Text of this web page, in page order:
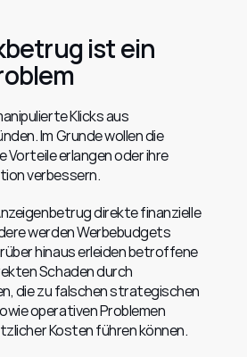
ist ein
Klicks aus
Im Grunde wollen die
Vorteile erlangen oder ihre
verbessern.
direkte finanzielle
werden Werbebudgets
hinaus erleiden betroffene
Schaden durch
die zu falschen strategischen
operativen Problemen
Kosten führen können.